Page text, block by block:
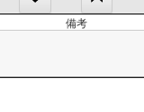
備考